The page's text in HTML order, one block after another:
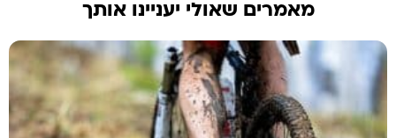
מאמרים שאולי יעניינו אותך